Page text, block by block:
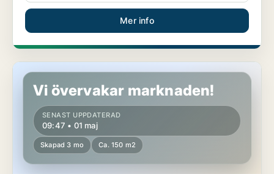
Mer info
Butikslokal i Uddevalla
Vi övervakar marknaden!
SENAST UPPDATERAD
09:47 • 01 maj
Skapad 3 mo Ca. 150 m2